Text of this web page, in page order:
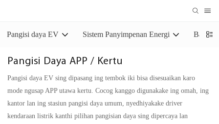
Pangisi daya EV Sistem Panyimpenan Energi Baterei
Pangisi Daya APP / Kertu
Pangisi daya EV sing dipasang ing tembok iki bisa disesuaikan karo
mode ngusap APP utawa kertu. Cocog kanggo digunakake ing omah, ing
kantor lan ing stasiun pangisi daya umum, nyedhiyakake driver
kendaraan listrik kanthi pilihan pangisian daya sing dipercaya lan